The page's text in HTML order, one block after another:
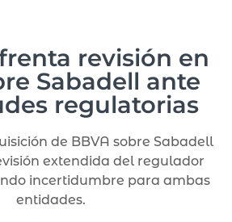
revisión en
Sabadell ante
regulatorias
de BBVA sobre Sabadell
extendida del regulador
incertidumbre para ambas
entidades.